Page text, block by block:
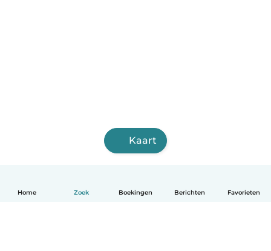
Home Zoek Boekingen Berichten Favorieten
Kaart